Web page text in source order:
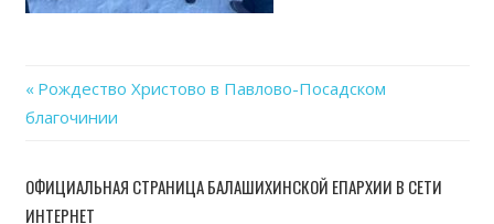
Навигация
записям
Previous
Post:
Рождество Христово в Павлово-Посадском
благочинии
ОФИЦИАЛЬНАЯ СТРАНИЦА БАЛАШИХИНСКОЙ ЕПАРХИИ В СЕТИ
ИНТЕРНЕТ